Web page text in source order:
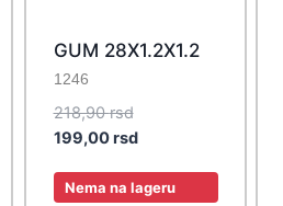
GUM 28X1.2X1.2
1246
218,90rsdOriginal
price
218,90 rsd.
199,00rsdCurrent
is:
Nema na lageru